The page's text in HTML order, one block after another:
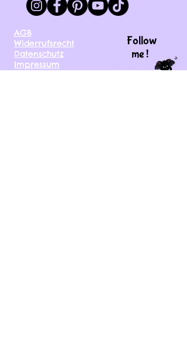
AGB
Widerrufsrecht
Datenschutz
Impressum
Follow
me !